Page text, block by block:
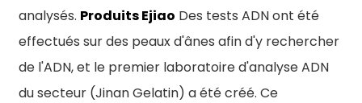
analysés. Produits Ejiao Des tests ADN ont été
effectués sur des peaux d'ânes afin d'y rechercher
de l'ADN, et le premier laboratoire d'analyse ADN
du secteur (Jinan Gelatin) a été créé. Ce